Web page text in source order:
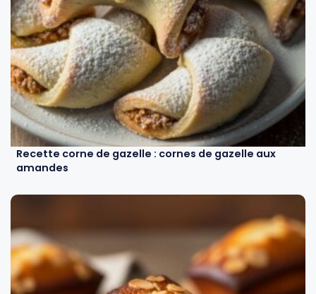
Recette corne de gazelle : cornes de gazelle aux
amandes